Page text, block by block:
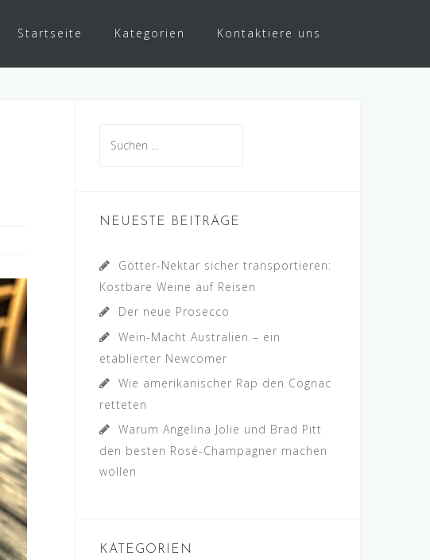
Startseite Kategorien Kontaktiere uns
nach:
NEUESTE BEITRÄGE
Götter-Nektar sicher transportieren:
Kostbare Weine auf Reisen
Der neue Prosecco
Wein-Macht Australien – ein
etablierter Newcomer
Wie amerikanischer Rap den Cognac
retteten
Warum Angelina Jolie und Brad Pitt
den besten Rosé-Champagner machen
wollen
KATEGORIEN